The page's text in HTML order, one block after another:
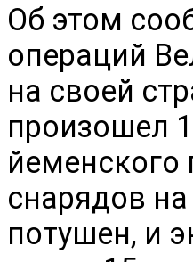
Об этом
операций
на своей
произошел
йеменского
снарядов
потушен, и